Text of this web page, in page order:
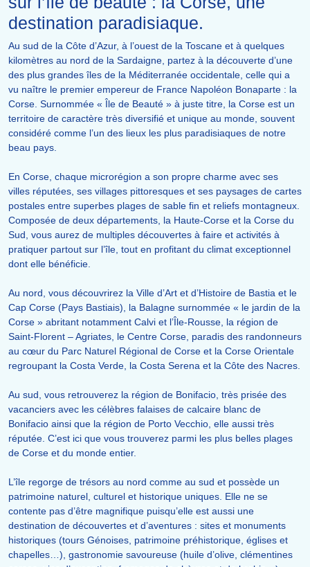
destination paradisiaque.
Au sud de la Côte d’Azur, à l’ouest de la Toscane et à quelques
kilomètres au nord de la Sardaigne, partez à la découverte d’une
des plus grandes îles de la Méditerranée occidentale, celle qui a
vu naître le premier empereur de France Napoléon Bonaparte : la
Corse. Surnommée « Île de Beauté » à juste titre, la Corse est un
territoire de caractère très diversifié et unique au monde, souvent
considéré comme l’un des lieux les plus paradisiaques de notre
beau pays.
En Corse, chaque microrégion a son propre charme avec ses
villes réputées, ses villages pittoresques et ses paysages de cartes
postales entre superbes plages de sable fin et reliefs montagneux.
Composée de deux départements, la Haute-Corse et la Corse du
Sud, vous aurez de multiples découvertes à faire et activités à
pratiquer partout sur l’île, tout en profitant du climat exceptionnel
dont elle bénéficie.
Au nord, vous découvrirez la Ville d’Art et d’Histoire de Bastia et le
Cap Corse (Pays Bastiais), la Balagne surnommée « le jardin de la
Corse » abritant notamment Calvi et l’Île-Rousse, la région de
Saint-Florent – Agriates, le Centre Corse, paradis des randonneurs
au cœur du Parc Naturel Régional de Corse et la Corse Orientale
regroupant la Costa Verde, la Costa Serena et la Côte des Nacres.
Au sud, vous retrouverez la région de Bonifacio, très prisée des
vacanciers avec les célèbres falaises de calcaire blanc de
Bonifacio ainsi que la région de Porto Vecchio, elle aussi très
réputée. C’est ici que vous trouverez parmi les plus belles plages
de Corse et du monde entier.
L’île regorge de trésors au nord comme au sud et possède un
patrimoine naturel, culturel et historique uniques. Elle ne se
contente pas d’être magnifique puisqu’elle est aussi une
destination de découvertes et d’aventures : sites et monuments
historiques (tours Génoises, patrimoine préhistorique, églises et
chapelles…), gastronomie savoureuse (huile d’olive, clémentines